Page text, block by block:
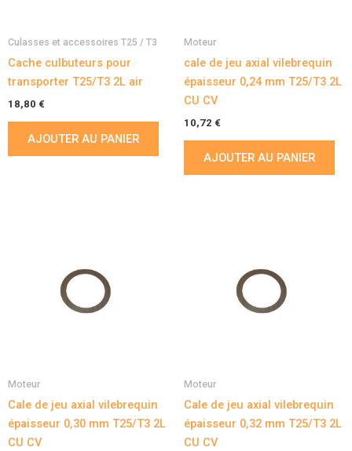
Culasses et accessoires T25 / T3
Cache culbuteurs pour
transporter T25/T3 2L air
18,80 €
AJOUTER AU PANIER
Moteur
cale de jeu axial vilebrequin
épaisseur 0,24 mm T25/T3 2L
CU CV
10,72 €
AJOUTER AU PANIER
Moteur
Cale de jeu axial vilebrequin
épaisseur 0,30 mm T25/T3 2L
CU CV
Moteur
Cale de jeu axial vilebrequin
épaisseur 0,32 mm T25/T3 2L
CU CV